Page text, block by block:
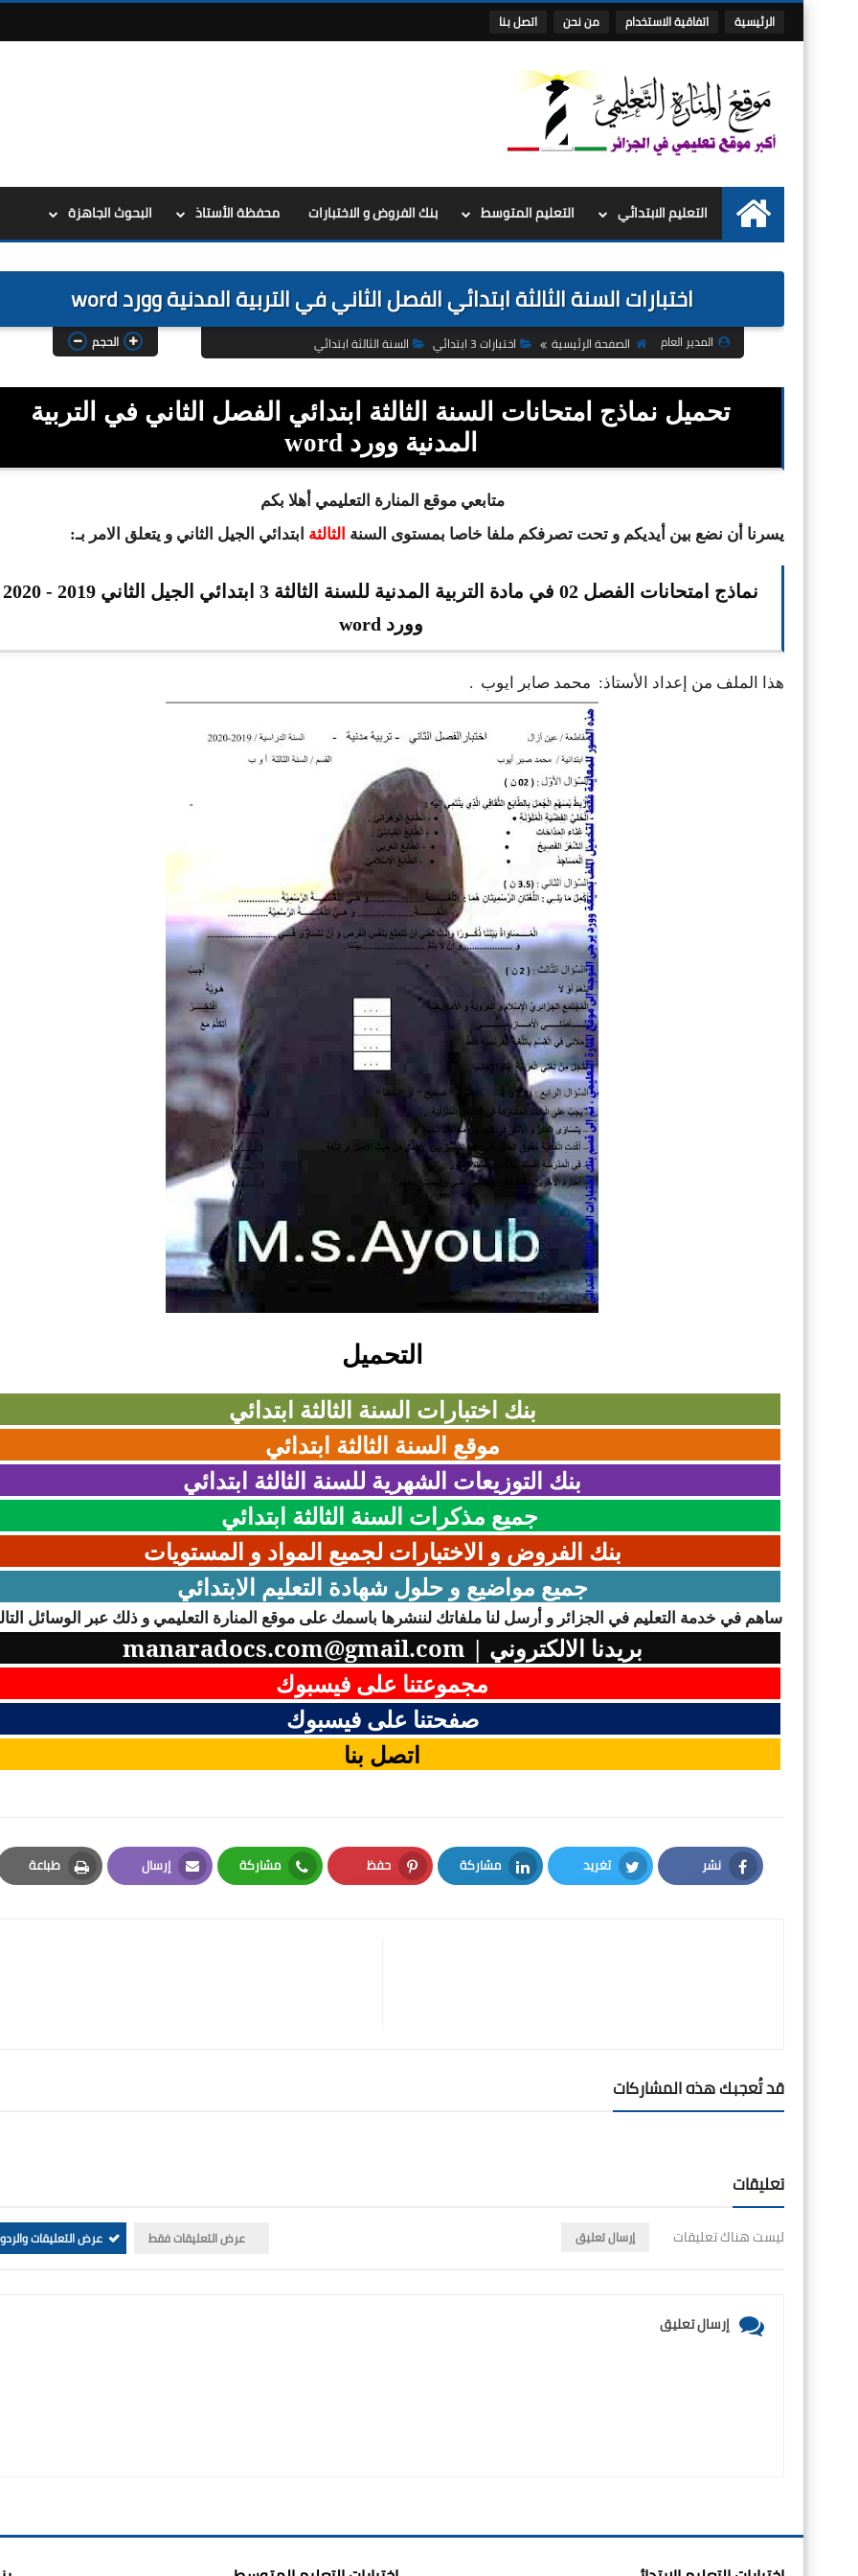
الرئيسية اتفاقية الاستخدام من نحن اتصل بنا
الرئيسية
التعليم الابتدائي التعليم المتوسط بنك الفروض و الاختبارات محفظة الأستاذ البحوث الجاهزة
اختبارات السنة الثالثة ابتدائي الفصل الثاني في التربية المدنية وورد word
المدير العام الصفحة الرئيسية اختبارات 3 ابتدائي السنة الثالثة ابتدائي الحجم
تحميل نماذج امتحانات السنة الثالثة ابتدائي الفصل الثاني في التربية
المدنية وورد word
متابعي موقع المنارة التعليمي أهلا بكم
يسرنا أن نضع بين أيديكم و تحت تصرفكم ملفا خاصا بمستوى السنة الثالثة ابتدائي الجيل الثاني و يتعلق الامر بـ:
نماذج امتحانات الفصل 02 في مادة التربية المدنية للسنة الثالثة 3 ابتدائي الجيل الثاني 2019 - 2020
وورد word
هذا الملف من إعداد الأستاذ: محمد صابر ايوب .
التحميل
بنك اختبارات السنة الثالثة ابتدائي
موقع السنة الثالثة ابتدائي
بنك التوزيعات الشهرية للسنة الثالثة ابتدائي
جميع مذكرات السنة الثالثة ابتدائي
بنك الفروض و الاختبارات لجميع المواد و المستويات
جميع مواضيع و حلول شهادة التعليم الابتدائي
ساهم في خدمة التعليم في الجزائر و أرسل لنا ملفاتك لننشرها باسمك على موقع المنارة التعليمي و ذلك عبر الوسائل
بريدنا الالكتروني manaradocs.com@gmail.com |
مجموعتنا على فيسبوك
صفحتنا على فيسبوك
اتصل بنا
نشر
Facebook
تغريد
Twitter
مشاركة
LinkedIn
حفظ
Pinterest
مشاركة
Whatsapp
إرسال
Email
طباعة
Print
قد تُعجبك هذه المشاركات
تعليقات
ليست هناك تعليقات إرسال تعليق عرض التعليقات فقط عرض التعليقات
إرسال تعليق